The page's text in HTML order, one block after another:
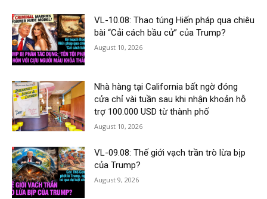
VL-10.08: Thao túng Hiến pháp qua chiêu
bài “Cải cách bầu cử” của Trump?
August 10, 2026
Nhà hàng tại California bất ngờ đóng
cửa chỉ vài tuần sau khi nhận khoản hỗ
trợ 100.000 USD từ thành phố
August 10, 2026
VL-09.08: Thế giới vạch trần trò lừa bịp
của Trump?
August 9, 2026